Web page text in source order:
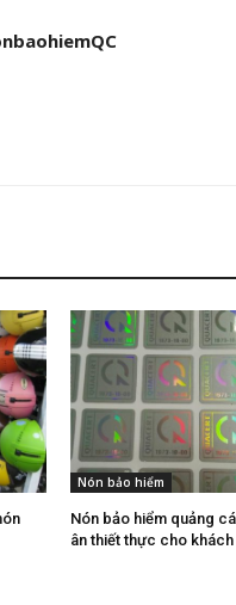
Nón bảo hiểm
Nón bảo hiểm quảng
ân thiết thực cho khách